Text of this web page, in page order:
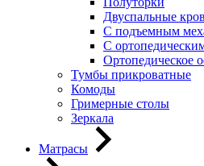
Двуспальные
С подъемным
С
Ортопедическое
Тумбы прикроватные
Комоды
Гримерные столы
Зеркала
Матрасы